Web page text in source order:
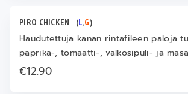
PIRO CHICKEN (L,G)
Haudutettuja kanan rintafileen paloja
paprika-, tomaatti-, valkosipuli- ja
€12.90